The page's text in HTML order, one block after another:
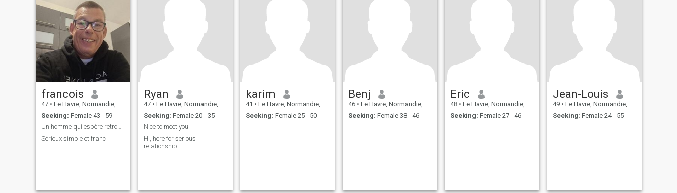
francois
47 • Le Havre, Normandie, France
Seeking: Female 43 - 59
Un homme qui espère retrouver le bonheur
Sérieux simple et franc
Ryan
47 • Le Havre, Normandie, France
Seeking: Female 20 - 35
Nice to meet you
Hi, here for serious
relationship
karim
41 • Le Havre, Normandie, France
Seeking: Female 25 - 50
Benj
46 • Le Havre, Normandie, France
Seeking: Female 38 - 46
Eric
48 • Le Havre, Normandie, France
Seeking: Female 27 - 46
Jean-Louis
49 • Le Havre, Normandie, France
Seeking: Female 24 - 55